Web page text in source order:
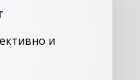
и